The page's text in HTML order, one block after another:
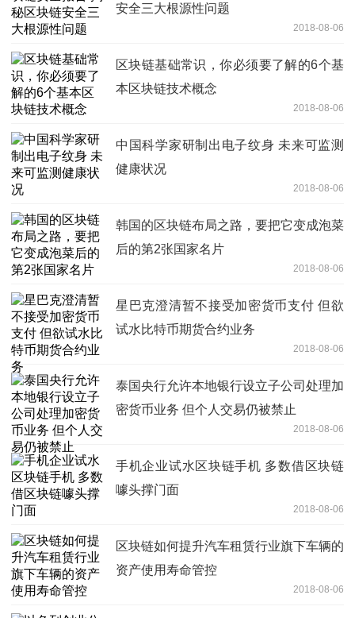
安全三大根源性问题
2018-08-06
区块链基础常识，你必须要了解的6个基
本区块链技术概念
2018-08-06
中国科学家研制出电子纹身 未来可监测
健康状况
2018-08-06
韩国的区块链布局之路，要把它变成泡菜
后的第2张国家名片
2018-08-06
星巴克澄清暂不接受加密货币支付 但欲
试水比特币期货合约业务
2018-08-06
泰国央行允许本地银行设立子公司处理加
密货币业务 但个人交易仍被禁止
2018-08-06
手机企业试水区块链手机 多数借区块链
噱头撑门面
2018-08-06
区块链如何提升汽车租赁行业旗下车辆的
资产使用寿命管控
2018-08-06